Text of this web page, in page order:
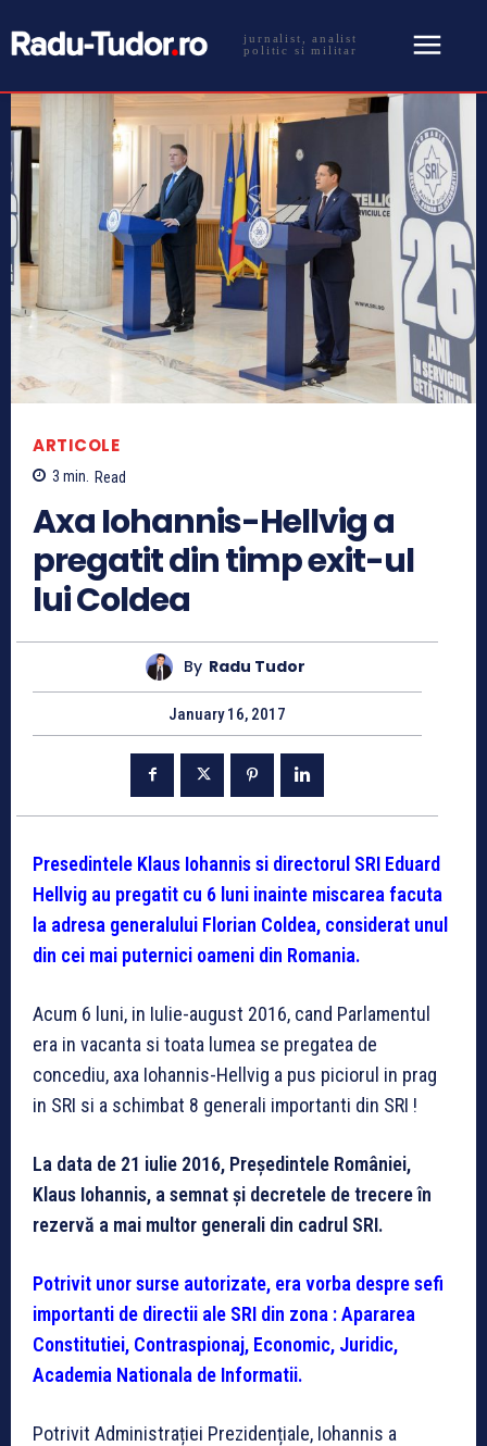
jurnalist, analist
politic si militar
ARTICOLE
3 min. Read
Axa Iohannis-Hellvig a
pregatit din timp exit-ul
lui Coldea
By Radu Tudor
January 16, 2017
Presedintele Klaus Iohannis si directorul SRI Eduard
Hellvig au pregatit cu 6 luni inainte miscarea facuta
la adresa generalului Florian Coldea, considerat unul
din cei mai puternici oameni din Romania.
Acum 6 luni, in Iulie-august 2016, cand Parlamentul
era in vacanta si toata lumea se pregatea de
concediu, axa Iohannis-Hellvig a pus piciorul in prag
in SRI si a schimbat 8 generali importanti din SRI !
La data de 21 iulie 2016, Președintele României,
Klaus Iohannis, a semnat și decretele de trecere în
rezervă a mai multor generali din cadrul SRI.
Potrivit unor surse autorizate, era vorba despre sefi
importanti de directii ale SRI din zona : Apararea
Constitutiei, Contraspionaj, Economic, Juridic,
Academia Nationala de Informatii.
Potrivit Administrației Prezidențiale, Iohannis a